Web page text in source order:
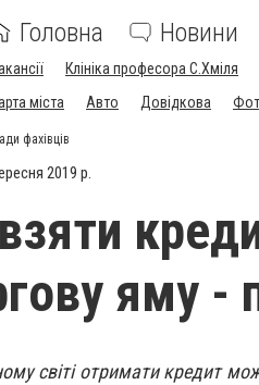
Головна Новини
Клініка професора С.Хміля
міста
Авто Довідкова
фахівців
2019 р.
яму -
світі отримати кредит